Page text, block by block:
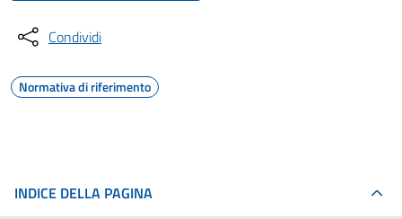
Condividi
Normativa di riferimento
INDICE DELLA PAGINA